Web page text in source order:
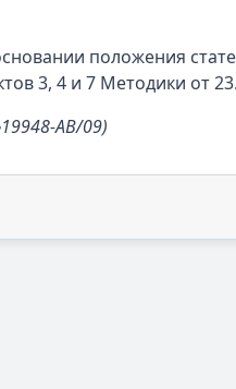
положения
3, 4 и 7 Методики от
АВ/09)